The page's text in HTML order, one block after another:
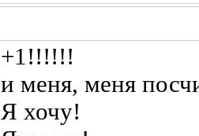
+1!!!!!!
и меня, меня
Я хочу!